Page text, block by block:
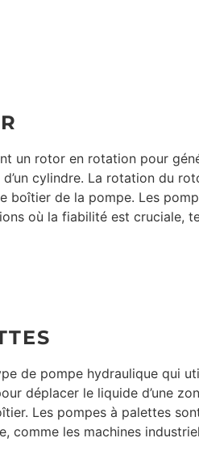
un rotor en rotation pour
cylindre. La rotation du
boîtier de la pompe. Les
où la fiabilité est cruciale,
de pompe hydraulique qui
déplacer le liquide d’une
Les pompes à palettes
comme les machines